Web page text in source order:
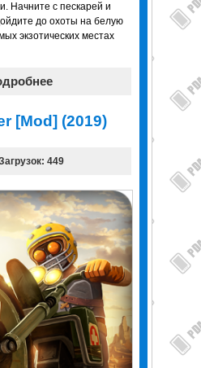
Начните с пескарей и
до охоты на белую
экзотических местах
[Mod] (2019)
449